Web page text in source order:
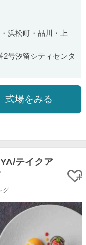
浜松町・品川・上
2号汐留シティセンタ
式場をみる
テイクア
グ